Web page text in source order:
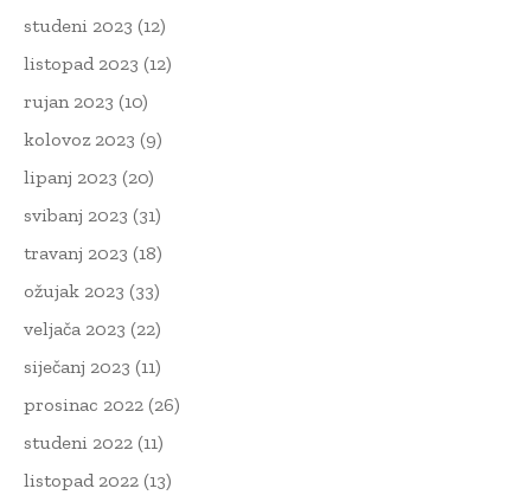
studeni 2023 (12)
listopad 2023 (12)
rujan 2023 (10)
kolovoz 2023 (9)
lipanj 2023 (20)
svibanj 2023 (31)
travanj 2023 (18)
ožujak 2023 (33)
veljača 2023 (22)
siječanj 2023 (11)
prosinac 2022 (26)
studeni 2022 (11)
listopad 2022 (13)